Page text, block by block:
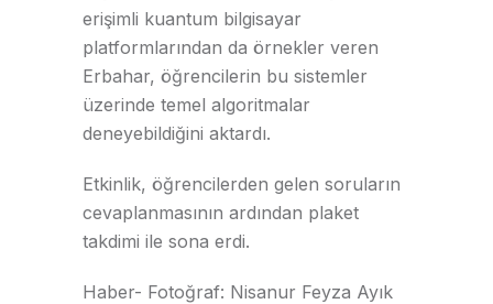
erişimli kuantum bilgisayar
platformlarından da örnekler veren
Erbahar, öğrencilerin bu sistemler
üzerinde temel algoritmalar
deneyebildiğini aktardı.
Etkinlik, öğrencilerden gelen soruların
cevaplanmasının ardından plaket
takdimi ile sona erdi.
Haber- Fotoğraf: Nisanur Feyza Ayık